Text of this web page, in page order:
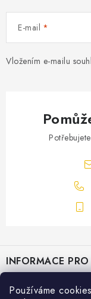
Používáme
E-mail
Vložením e-mailu
pINFORMACE PRO
KONTAKTY
PRODEJNY